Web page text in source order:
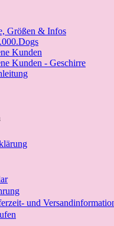
Größen & Infos
Kunden
Kunden - Geschirre
und